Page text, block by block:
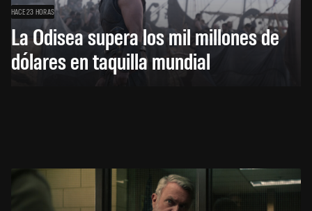
HACE 23 HORAS
La Odisea supera los mil millones de
dólares en taquilla mundial